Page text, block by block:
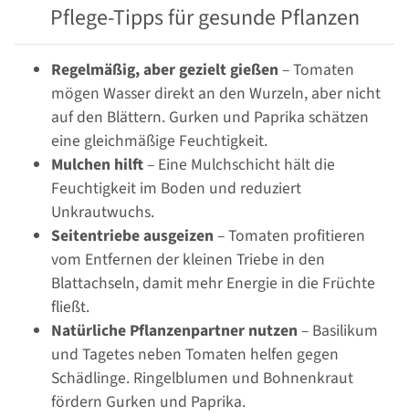
Pflege-Tipps für gesunde Pflanzen
Regelmäßig, aber gezielt gießen – Tomaten
mögen Wasser direkt an den Wurzeln, aber nicht
auf den Blättern. Gurken und Paprika schätzen
eine gleichmäßige Feuchtigkeit.
Mulchen hilft– Eine Mulchschicht hält die
Feuchtigkeit im Boden und reduziert
Unkrautwuchs.
Seitentriebe ausgeizen – Tomaten profitieren
vom Entfernen der kleinen Triebe in den
Blattachseln, damit mehr Energie in die Früchte
fließt.
Natürliche Pflanzenpartner nutzen – Basilikum
und Tagetes neben Tomaten helfen gegen
Schädlinge. Ringelblumen und Bohnenkraut
fördern Gurken und Paprika.